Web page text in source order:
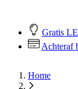
Gratis
Achteraf
Home